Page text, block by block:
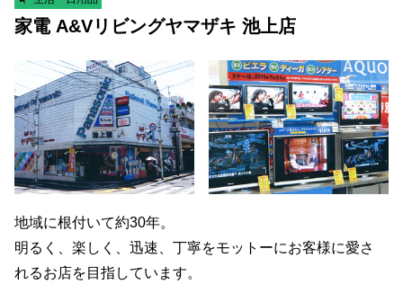
家電 A&Vリビングヤマザキ 池上店
地域に根付いて約30年。
明るく、楽しく、迅速、丁寧をモットーにお客様に愛さ
れるお店を目指しています。